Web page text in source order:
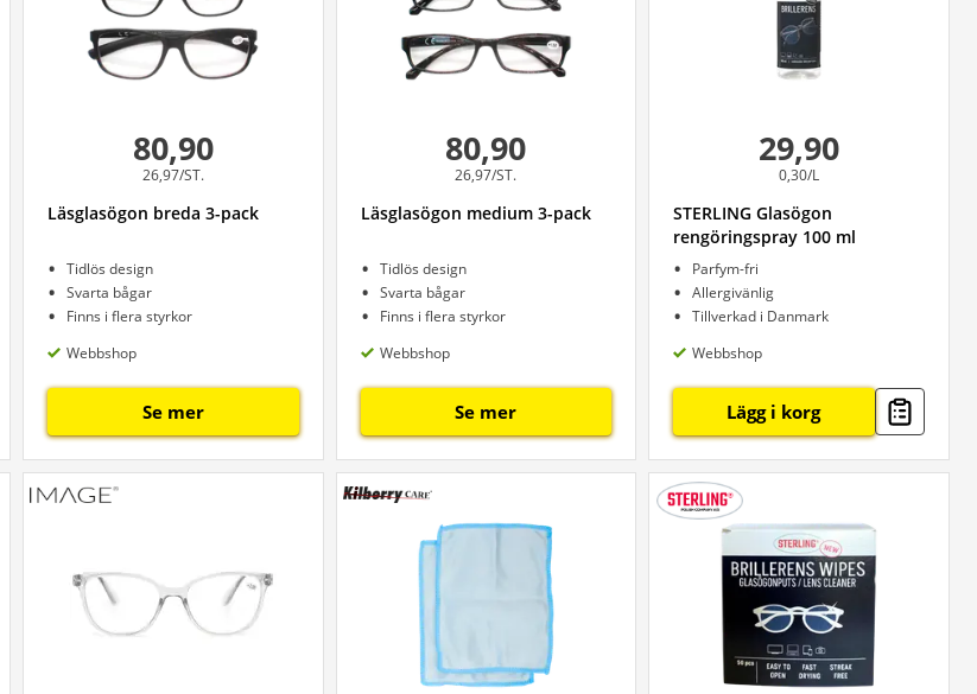
80,90
26,97/ST.
Läsglasögon breda 3-pack
Tidlös design
Svarta bågar
Finns i flera styrkor
Webbshop
Se mer
80,90
26,97/ST.
Läsglasögon medium 3-pack
Tidlös design
Svarta bågar
Finns i flera styrkor
Webbshop
Se mer
29,90
0,30/L
STERLING Glasögon
rengöringspray 100 ml
Parfym-fri
Allergivänlig
Tillverkad i Danmark
Webbshop
Lägg i korg